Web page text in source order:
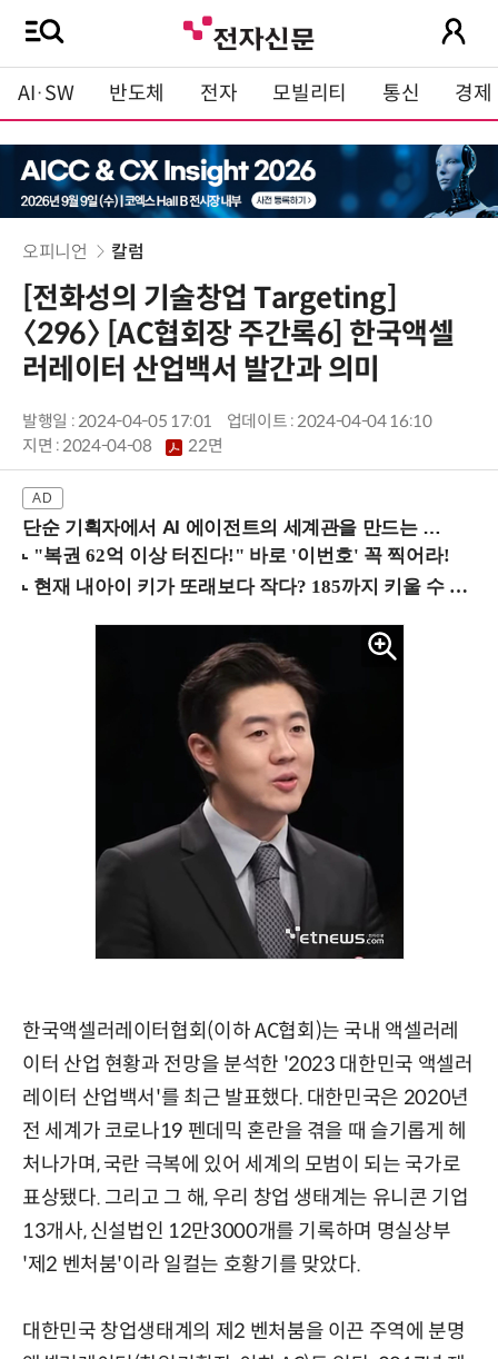
AI·SW 반도체 전자 모빌리티 통신 경제
오피니언 칼럼
[전화성의 기술창업 Targeting]
〈296〉 [AC협회장 주간록6] 한국액셀
러레이터 산업백서 발간과 의미
발행일 : 2024-04-05 17:01
업데이트 : 2024-04-04 16:10
지면 :2024-04-08 22면
단순 기획자에서 AI 에이전트의 세계관을 만드는 지식 설계자로.. (8/20 강남역)
한국액셀러레이터협회(이하 AC협회)는 국내 액셀러레
이터 산업 현황과 전망을 분석한 '2023 대한민국 액셀러
레이터 산업백서'를 최근 발표했다. 대한민국은 2020년
전 세계가 코로나19 펜데믹 혼란을 겪을 때 슬기롭게 헤
처나가며, 국란 극복에 있어 세계의 모범이 되는 국가로
표상됐다. 그리고 그 해, 우리 창업 생태계는 유니콘 기업
13개사, 신설법인 12만3000개를 기록하며 명실상부
'제2 벤처붐'이라 일컬는 호황기를 맞았다.
대한민국 창업생태계의 제2 벤처붐을 이끈 주역에 분명